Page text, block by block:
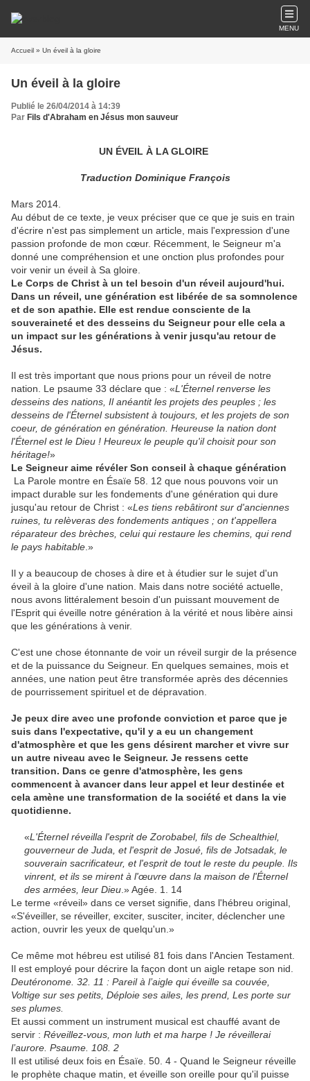
MENU
Accueil » Un éveil à la gloire
Un éveil à la gloire
Publié le 26/04/2014 à 14:39
Par Fils d'Abraham en Jésus mon sauveur
UN ÉVEIL À LA GLOIRE
Traduction Dominique François
Mars 2014.
Au début de ce texte, je veux préciser que ce que je suis en train
d'écrire n'est pas simplement un article, mais l'expression d'une
passion profonde de mon cœur. Récemment, le Seigneur m'a
donné une compréhension et une onction plus profondes pour
voir venir un éveil à Sa gloire.
Le Corps de Christ à un tel besoin d'un réveil aujourd'hui.
Dans un réveil, une génération est libérée de sa somnolence
et de son apathie. Elle est rendue consciente de la
souveraineté et des desseins du Seigneur pour elle cela a
un impact sur les générations à venir jusqu'au retour de
Jésus.
Il est très important que nous prions pour un réveil de notre
nation. Le psaume 33 déclare que : «L'Éternel renverse les
desseins des nations, Il anéantit les projets des peuples ; les
desseins de l'Éternel subsistent à toujours, et les projets de son
coeur, de génération en génération. Heureuse la nation dont
l'Éternel est le Dieu ! Heureux le peuple qu'il choisit pour son
héritage!»
Le Seigneur aime révéler Son conseil à chaque génération
La Parole montre en Ésaïe 58. 12 que nous pouvons voir un
impact durable sur les fondements d'une génération qui dure
jusqu'au retour de Christ : «Les tiens rebâtiront sur d'anciennes
ruines, tu relèveras des fondements antiques ; on t'appellera
réparateur des brèches, celui qui restaure les chemins, qui rend
le pays habitable .»
Il y a beaucoup de choses à dire et à étudier sur le sujet d'un
éveil à la gloire d'une nation. Mais dans notre société actuelle,
nous avons littéralement besoin d'un puissant mouvement de
l'Esprit qui éveille notre génération à la vérité et nous libère ainsi
que les générations à venir.
C'est une chose étonnante de voir un réveil surgir de la présence
et de la puissance du Seigneur. En quelques semaines, mois et
années, une nation peut être transformée après des décennies
de pourrissement spirituel et de dépravation.
Je peux dire avec une profonde conviction et parce que je
suis dans l'expectative, qu'il y a eu un changement
d'atmosphère et que les gens désirent marcher et vivre sur
un autre niveau avec le Seigneur. Je ressens cette
transition. Dans ce genre d'atmosphère, les gens
commencent à avancer dans leur appel et leur destinée et
cela amène une transformation de la société et dans la vie
quotidienne.
«L'Éternel réveilla l'esprit de Zorobabel, fils de Schealthiel,
gouverneur de Juda, et l'esprit de Josué, fils de Jotsadak, le
souverain sacrificateur, et l'esprit de tout le reste du peuple. Ils
vinrent, et ils se mirent à l'œuvre dans la maison de l'Éternel
des armées, leur Dieu.» Agée. 1. 14
Le terme «réveil» dans ce verset signifie, dans l'hébreu original,
«S'éveiller, se réveiller, exciter, susciter, inciter, déclencher une
action, ouvrir les yeux de quelqu'un.»
Ce même mot hébreu est utilisé 81 fois dans l'Ancien Testament.
Il est employé pour décrire la façon dont un aigle retape son nid.
Deutéronome. 32. 11 : Pareil à l’aigle qui éveille sa couvée,
Voltige sur ses petits, Déploie ses ailes, les prend, Les porte sur
ses plumes.
Et aussi comment un instrument musical est chauffé avant de
servir : Réveillez-vous, mon luth et ma harpe ! Je réveillerai
l’aurore. Psaume. 108. 2
Il est utilisé deux fois en Ésaïe. 50. 4 - Quand le Seigneur réveille
le prophète chaque matin, et éveille son oreille pour qu'il puisse